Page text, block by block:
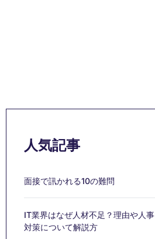
人気記事
面接で訊かれる10の難問
IT業界はなぜ人材不足？理由や人
対策について解説方